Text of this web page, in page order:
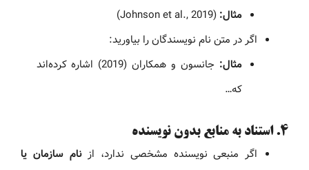
مثال: (Johnson et al., 2019)
اگر در متن نام نویسندگان را بیاورید:
مثال:
جانسون و همکاران (2019) اشاره کرده‌اند
که…
۴. استناد به منابع بدون نویسنده
اگر منبعی نویسنده مشخصی ندارد، ازنام سازمان یا